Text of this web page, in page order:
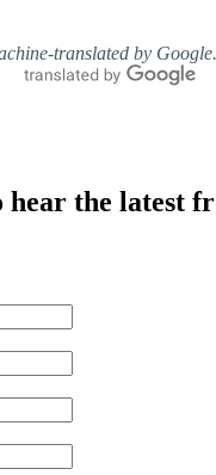
translated by Google.
hear the latest